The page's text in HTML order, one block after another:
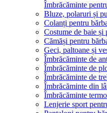
Îmbrăcăminte
Bluze, polaruri și
Colanți pentru
Costume de baie și
Cămăși pentru
Geci, paltoane și
Îmbrăcăminte de
Îmbrăcăminte de
Îmbrăcăminte de
Îmbrăcăminte din
Îmbrăcăminte
Lenjerie sport